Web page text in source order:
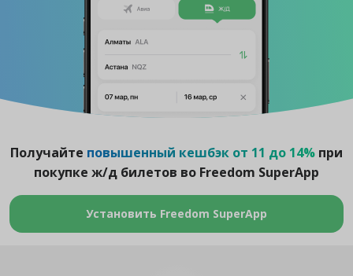
Получайте повышенный кешбэк от 11 до 14% при
покупке ж/д билетов во Freedom SuperApp
Установить Freedom SuperApp